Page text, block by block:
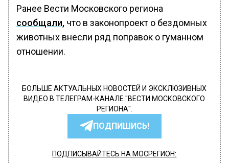
Ранее Вести Московского региона
сообщали, что в законопроект о бездомных
животных внесли ряд поправок о гуманном
отношении.
БОЛЬШЕ АКТУАЛЬНЫХ НОВОСТЕЙ И ЭКСКЛЮЗИВНЫХ
ВИДЕО В ТЕЛЕГРАМ-КАНАЛЕ "ВЕСТИ МОСКОВСКОГО
РЕГИОНА".
ПОДПИШИСЬ!
ПОДПИСЫВАЙТЕСЬ НА МОСРЕГИОН: